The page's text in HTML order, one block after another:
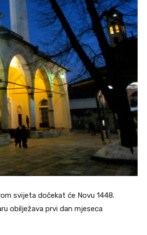
svijeta dočekat će Novu 1448.
obilježava prvi dan mjeseca